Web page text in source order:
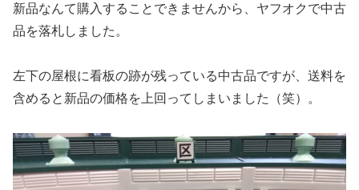
新品なんて購入することできませんから、ヤフオクで中古
品を落札しました。
左下の屋根に看板の跡が残っている中古品ですが、送料を
含めると新品の価格を上回ってしまいました（笑）。